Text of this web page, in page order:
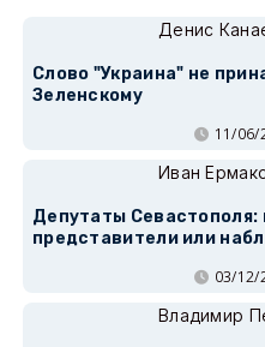
Денис
Слово "Украина" не
Зеленскому
11/06/
Иван
Депутаты Севастополя:
представители или
03/12/
Владимир